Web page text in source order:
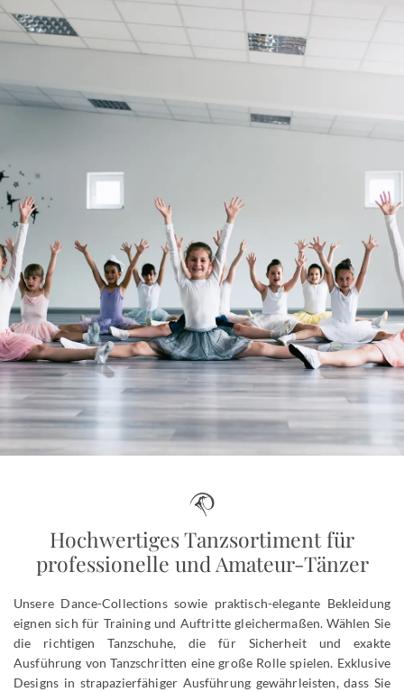
Hochwertiges Tanzsortiment für
professionelle und Amateur-Tänzer
Unsere Dance-Collections sowie praktisch-elegante Bekleidung
eignen sich für Training und Auftritte gleichermaßen. Wählen Sie
die richtigen Tanzschuhe, die für Sicherheit und exakte
Ausführung von Tanzschritten eine große Rolle spielen. Exklusive
Designs in strapazierfähiger Ausführung gewährleisten, dass Sie